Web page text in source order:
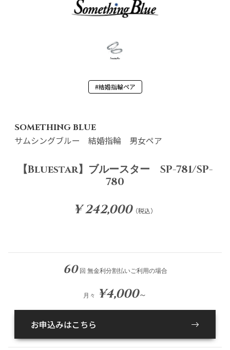
#結婚指輪ペア
SOMETHING BLUE
サムシングブルー 結婚指輪 男女ペア
【Bluestar】ブルースター SP-781/SP-
780
¥ 242,000（税込）
60 回 無金利分割払いご利用の場合
月々 ¥4,000～
お申込みはこちら